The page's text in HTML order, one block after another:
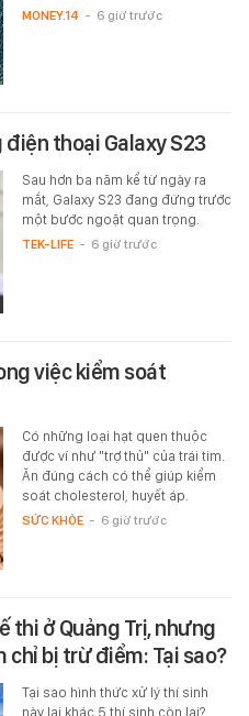
MONEY.14 - 6 giờ trước
thoại Galaxy S23
Sau hơn ba năm kể từ ngày ra
mắt, Galaxy S23 đang đứng trước
một bước ngoặt quan trọng.
TEK-LIFE - 6 giờ trước
việc kiểm soát
Có những loại hạt quen thuộc
được ví như "trợ thủ" của trái tim.
Ăn đúng cách có thể giúp kiểm
soát cholesterol, huyết áp.
SỨC KHỎE - 6 giờ trước
thi ở Quảng Trị, nhưng
chỉ bị trừ điểm: Tại sao?
Tại sao hình thức xử lý thí sinh
này lại khác 5 thí sinh còn lại?